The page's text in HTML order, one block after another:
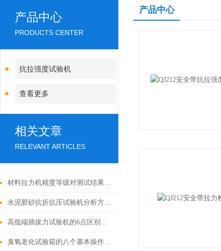
产品中心
PRODUCTS CENTER
抗拉强度试验机
查看更多
相关文章
RELEVANT ARTICLES
材料拉力机精度等级对测试结果有哪些影响？
水泥胶砂抗折抗压试验机分析方法仪器的检验和标定
高低端插拔力试验机的6点区别大解析
臭氧老化试验箱的八个基本操作步骤
产品中心